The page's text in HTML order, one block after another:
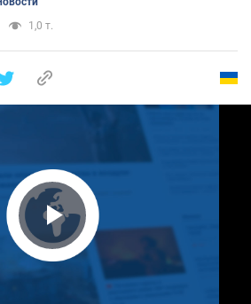
1,0 т.
Play Video